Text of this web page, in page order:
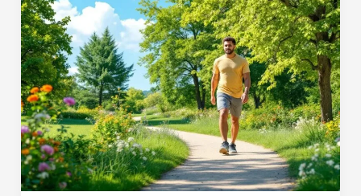
de
temps
faut-
il
marcher
pour
perdre
1kg
?